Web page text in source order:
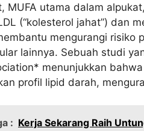
MUFA utama dalam
(“kolesterol jahat”) dan
mengurangi risiko
lainnya. Sebuah studi
menunjukkan
profil lipid darah,
: Kerja Sekarang Raih